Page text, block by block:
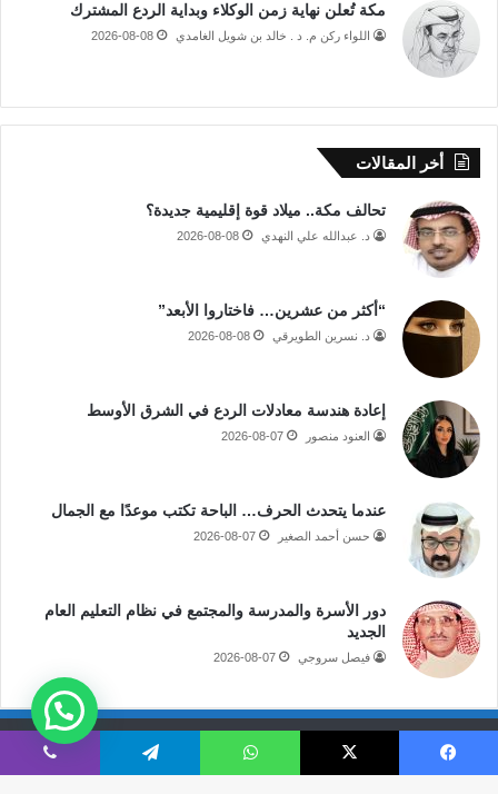
مكة تُعلن نهاية زمن الوكلاء وبداية الردع المشترك
اللواء ركن م. د . خالد بن شويل الغامدي 2026-08-08
أخر المقالات
تحالف مكة.. ميلاد قوة إقليمية جديدة؟
د. عبدالله علي النهدي 2026-08-08
“أكثر من عشرين… فاختاروا الأبعد”
د. نسرين الطويرقي 2026-08-08
إعادة هندسة معادلات الردع في الشرق الأوسط
العنود منصور 2026-08-07
عندما يتحدث الحرف… الباحة تكتب موعدًا مع الجمال
حسن أحمد الصغير 2026-08-07
دور الأسرة والمدرسة والمجتمع في نظام التعليم العام
الجديد
فيصل سروجي 2026-08-07
جميع الحقوق محفوظة لموقع صحيفة مكة الإلكترونية
فيسبوك ‫X واتساب تيلقرام ڤايبر